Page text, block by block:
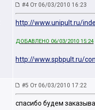
#4 От 06/03/2010 16:23
http://www.unipult.ru/
ДОБАВЛЕНО 06/03/2010 15:24
http://www.spbpult.ru/
#5 От 06/03/2010 17:22
спасибо будем